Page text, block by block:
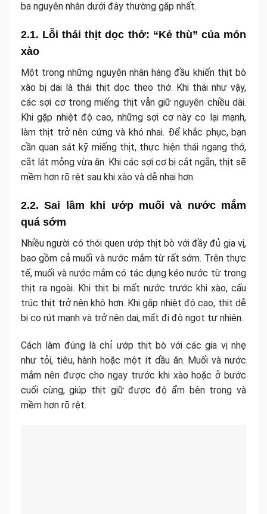
ba nguyên nhân dưới đây thường gặp nhất.
2.1. Lỗi thái thịt dọc thớ: “Kẻ thù” của món
xào
Một trong những nguyên nhân hàng đầu khiến thịt bò
xào bị dai là thái thịt dọc theo thớ. Khi thái như vậy,
các sợi cơ trong miếng thịt vẫn giữ nguyên chiều dài.
Khi gặp nhiệt độ cao, những sợi cơ này co lại mạnh,
làm thịt trở nên cứng và khó nhai. Để khắc phục, bạn
cần quan sát kỹ miếng thịt, thực hiện thái ngang thớ,
cắt lát mỏng vừa ăn. Khi các sợi cơ bị cắt ngắn, thịt sẽ
mềm hơn rõ rệt sau khi xào và dễ nhai hơn.
2.2. Sai lầm khi ướp muối và nước mắm
quá sớm
Nhiều người có thói quen ướp thịt bò với đầy đủ gia vị,
bao gồm cả muối và nước mắm từ rất sớm. Trên thực
tế, muối và nước mắm có tác dụng kéo nước từ trong
thịt ra ngoài. Khi thịt bị mất nước trước khi xào, cấu
trúc thịt trở nên khô hơn. Khi gặp nhiệt độ cao, thịt dễ
bị co rút mạnh và trở nên dai, mất đi độ ngọt tự nhiên.
Cách làm đúng là chỉ ướp thịt bò với các gia vị nhẹ
như tỏi, tiêu, hành hoặc một ít dầu ăn. Muối và nước
mắm nên được cho ngay trước khi xào hoặc ở bước
cuối cùng, giúp thịt giữ được độ ẩm bên trong và
mềm hơn rõ rệt.